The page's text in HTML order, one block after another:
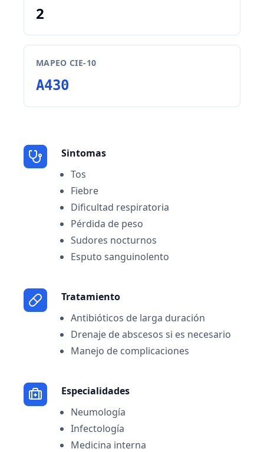
2
MAPEO CIE-10
A430
Sintomas
Tos
Fiebre
Dificultad respiratoria
Pérdida de peso
Sudores nocturnos
Esputo sanguinolento
Tratamiento
Antibióticos de larga duración
Drenaje de abscesos si es necesario
Manejo de complicaciones
Especialidades
Neumología
Infectología
Medicina interna